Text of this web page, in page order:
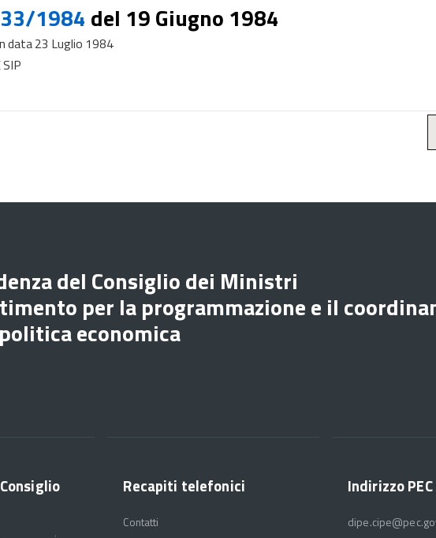
1984 del 19 Giugno 1984
data 23 Luglio 1984
del Consiglio dei Ministri
per la programmazione e il
economica
Recapiti telefonici
Contatti
Indirizzo PEC